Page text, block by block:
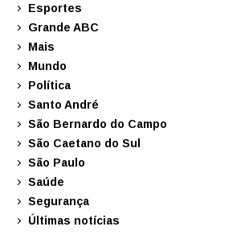
Esportes
Grande ABC
Mais
Mundo
Política
Santo André
São Bernardo do Campo
São Caetano do Sul
São Paulo
Saúde
Segurança
Últimas notícias